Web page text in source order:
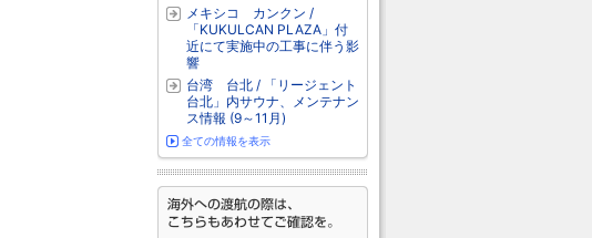
メキシコ カンクン /
「KUKULCAN PLAZA」付
近にて実施中の工事に伴う影
響
台湾 台北 / 「リージェント
台北」内サウナ、メンテナン
ス情報 (9～11月)
全ての情報を表示